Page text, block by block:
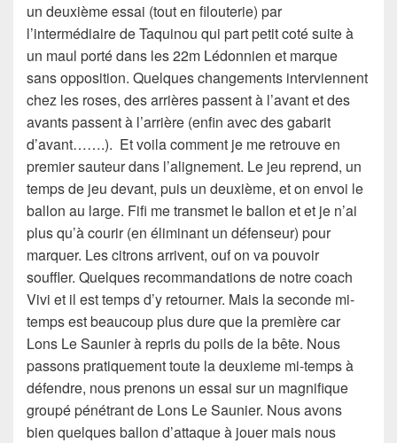
un deuxième essai (tout en filouterie) par
l’intermédiaire de Taquinou qui part petit coté suite à
un maul porté dans les 22m Lédonnien et marque
sans opposition. Quelques changements interviennent
chez les roses, des arrières passent à l’avant et des
avants passent à l’arrière (enfin avec des gabarit
d’avant…….). Et voila comment je me retrouve en
premier sauteur dans l’alignement. Le jeu reprend, un
temps de jeu devant, puis un deuxième, et on envoi le
ballon au large. Fifi me transmet le ballon et et je n’ai
plus qu’à courir (en éliminant un défenseur) pour
marquer. Les citrons arrivent, ouf on va pouvoir
souffler. Quelques recommandations de notre coach
Vivi et il est temps d’y retourner. Mais la seconde mi-
temps est beaucoup plus dure que la première car
Lons Le Saunier à repris du poils de la bête. Nous
passons pratiquement toute la deuxieme mi-temps à
défendre, nous prenons un essai sur un magnifique
groupé pénétrant de Lons Le Saunier. Nous avons
bien quelques ballon d’attaque à jouer mais nous